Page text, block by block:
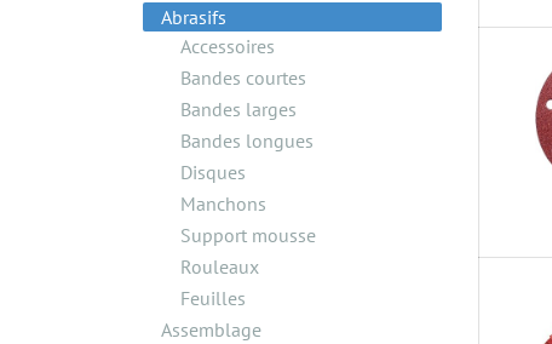
Abrasifs
Accessoires
Bandes courtes
Bandes larges
Bandes longues
Disques
Manchons
Support mousse
Rouleaux
Feuilles
Assemblage